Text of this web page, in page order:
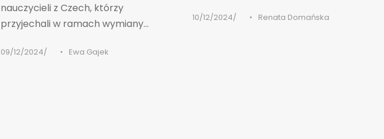
10/12/2024 • Renata Domańska
nauczycieli z Czech, którzy
przyjechali w ramach wymiany...
09/12/2024 • Ewa Gajek